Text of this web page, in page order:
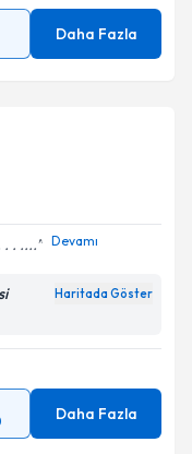
Daha Fazla
. .... Devamı
Haritada Göster
Daha Fazla